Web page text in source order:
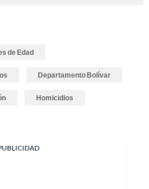
de Edad
Departamento Bolívar
Homicidios